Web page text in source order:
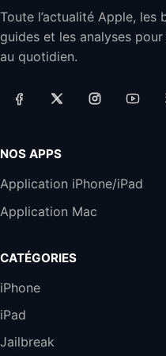
Jabra Biz 1500
Casque Filaire
Unité de
44,43€
Toute l’actualité Apple, les
guides et les analyses pour
au quotidien.
NOS APPS
Application iPhone/iPad
Application Mac
CATÉGORIES
iPhone
iPad
Jailbreak